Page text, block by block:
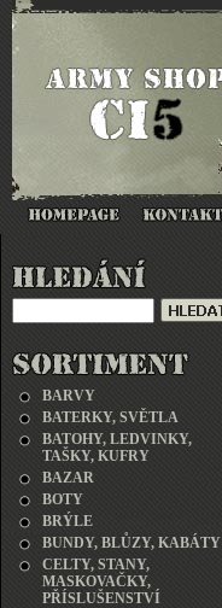
BARVY
BATERKY, SVĚTLA
BATOHY, LEDVINKY,
TAŠKY, KUFRY
BAZAR
BOTY
BRÝLE
BUNDY, BLŮZY, KABÁTY
CELTY, STANY,
MASKOVAČKY,
PŘÍSLUŠENSTVÍ